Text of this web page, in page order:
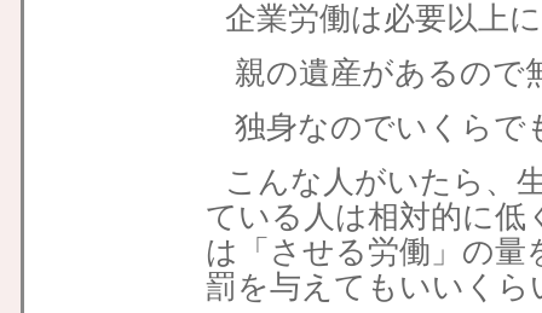
企業労働は必要以上
親の遺産があるので
独身なのでいくらで
こんな人がいたら、
ている人は相対的に低
は「させる労働」の量
罰を与えてもいいくら